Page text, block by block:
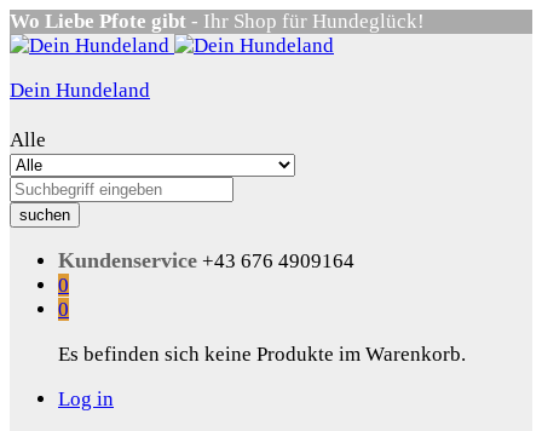
Wo Liebe Pfote gibt - Ihr Shop für Hundeglück!
Dein Hundeland
Alle
suchen
Kundenservice +43 676 4909164
0
0
Es befinden sich keine Produkte im Warenkorb.
Log in